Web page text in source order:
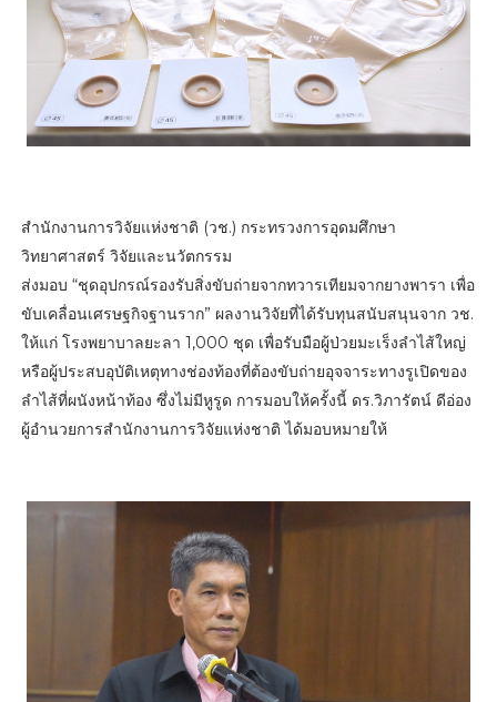
สำนักงานการวิจัยแห่งชาติ (วช.) กระทรวงการอุดมศึกษา
วิทยาศาสตร์ วิจัยและนวัตกรรม
ส่งมอบ “ชุดอุปกรณ์รองรับสิ่งขับถ่ายจากทวารเทียมจากยางพารา เพื่อ
ขับเคลื่อนเศรษฐกิจฐานราก” ผลงานวิจัยที่ได้รับทุนสนับสนุนจาก วช.
ให้แก่ โรงพยาบาลยะลา 1,000 ชุด เพื่อรับมือผู้ป่วยมะเร็งลำไส้ใหญ่
หรือผู้ประสบอุบัติเหตุทางช่องท้องที่ต้องขับถ่ายอุจจาระทางรูเปิดของ
ลำไส้ที่ผนังหน้าท้อง ซึ่งไม่มีหูรูด การมอบให้ครั้งนี้ ดร.วิภารัตน์ ดีอ่อง
ผู้อำนวยการสำนักงานการวิจัยแห่งชาติ ได้มอบหมายให้